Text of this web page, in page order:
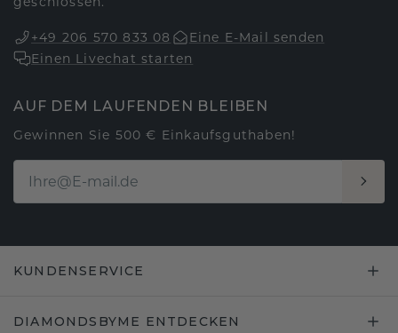
+49 206 570 833 08
Eine E-Mail senden
Einen Livechat starten
AUF DEM LAUFENDEN BLEIBEN
Gewinnen Sie 500 € Einkaufsguthaben!
KUNDENSERVICE
DIAMONDSBYME ENTDECKEN